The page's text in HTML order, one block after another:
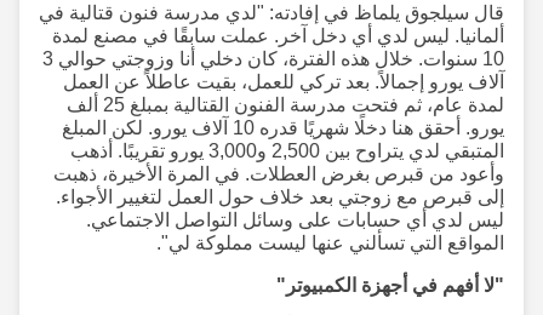
قال سيلجوق يلماظ في إفادته: "لدي مدرسة فنون قتالية في
ألمانيا. ليس لدي أي دخل آخر. عملت سابقًا في مصنع لمدة
10 سنوات. خلال هذه الفترة، كان دخلي أنا وزوجتي حوالي 3
آلاف يورو إجمالاً. بعد تركي للعمل، بقيت عاطلاً عن العمل
لمدة عام، ثم فتحت مدرسة الفنون القتالية بمبلغ 25 ألف
يورو. أحقق هنا دخلًا شهريًا قدره 10 آلاف يورو. لكن المبلغ
المتبقي لدي يتراوح بين 2,500 و3,000 يورو تقريبًا. أذهب
وأعود من قبرص بغرض العطلات. في المرة الأخيرة، ذهبت
إلى قبرص مع زوجتي بعد خلاف حول العمل لتغيير الأجواء.
ليس لدي أي حسابات على وسائل التواصل الاجتماعي.
المواقع التي تسألني عنها ليست مملوكة لي".
"لا أفهم في أجهزة الكمبيوتر"